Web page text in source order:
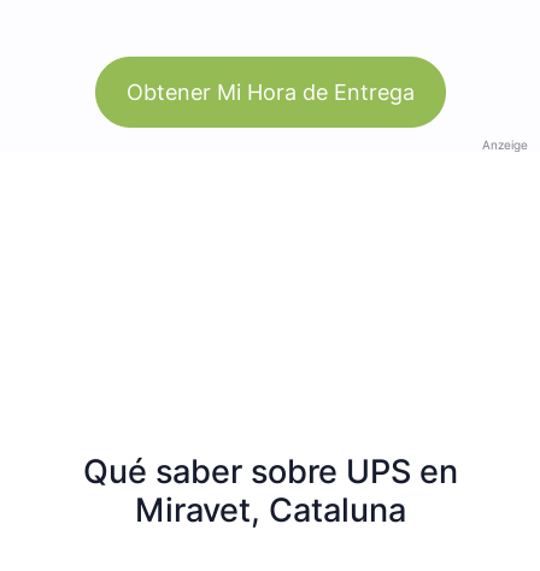
Obtener Mi Hora de Entrega
Anzeige
Qué saber sobre UPS en
Miravet, Cataluna